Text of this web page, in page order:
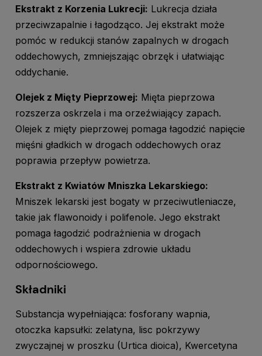
Ekstrakt z Korzenia Lukrecji: Lukrecja działa
przeciwzapalnie i łagodząco. Jej ekstrakt może
pomóc w redukcji stanów zapalnych w drogach
oddechowych, zmniejszając obrzęk i ułatwiając
oddychanie.
Olejek z Mięty Pieprzowej: Mięta pieprzowa
rozszerza oskrzela i ma orzeźwiający zapach.
Olejek z mięty pieprzowej pomaga łagodzić napięcie
mięśni gładkich w drogach oddechowych oraz
poprawia przepływ powietrza.
Ekstrakt z Kwiatów Mniszka Lekarskiego:
Mniszek lekarski jest bogaty w przeciwutleniacze,
takie jak flawonoidy i polifenole. Jego ekstrakt
pomaga łagodzić podrażnienia w drogach
oddechowych i wspiera zdrowie układu
odpornościowego.
Składniki
Substancja wypełniająca: fosforany wapnia,
otoczka kapsułki: zelatyna, lisc pokrzywy
zwyczajnej w proszku (Urtica dioica), Kwercetyna